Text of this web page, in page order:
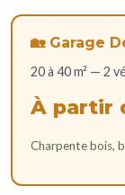
🏡 Garage
20 à 40 m² — 2
À partir
Charpente bois,